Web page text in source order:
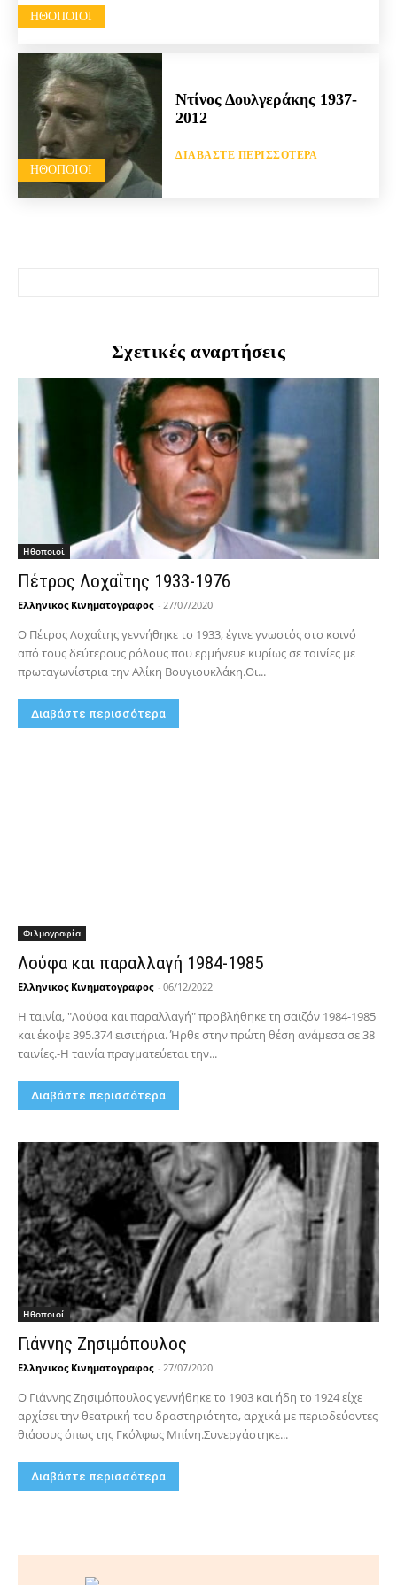
HΘΟΠΟΙΟΊ
HΘΟΠΟΙΟΊ
Ντίνος Δουλγεράκης 1937-
2012
ΔΙΑΒΆΣΤΕ ΠΕΡΙΣΣΌΤΕΡΑ
Σχετικές αναρτήσεις
Hθοποιοί
Πέτρος Λοχαΐτης 1933-1976
Ελληνικος Κινηματογραφος - 27/07/2020
Ο Πέτρος Λοχαΐτης γεννήθηκε το 1933, έγινε γνωστός στο κοινό
από τους δεύτερους ρόλους που ερμήνευε κυρίως σε ταινίες με
πρωταγωνίστρια την Αλίκη Βουγιουκλάκη.Οι...
Διαβάστε περισσότερα
Φιλμογραφία
Λούφα και παραλλαγή 1984-1985
Ελληνικος Κινηματογραφος - 06/12/2022
Η ταινία, "Λούφα και παραλλαγή" προβλήθηκε τη σαιζόν 1984-1985
και έκοψε 395.374 εισιτήρια. Ήρθε στην πρώτη θέση ανάμεσα σε 38
ταινίες.-Η ταινία πραγματεύεται την...
Διαβάστε περισσότερα
Hθοποιοί
Γιάννης Ζησιμόπουλος
Ελληνικος Κινηματογραφος - 27/07/2020
Ο Γιάννης Ζησιμόπουλος γεννήθηκε το 1903 και ήδη το 1924 είχε
αρχίσει την θεατρική του δραστηριότητα, αρχικά με περιοδεύοντες
θιάσους όπως της Γκόλφως Μπίνη.Συνεργάστηκε...
Διαβάστε περισσότερα